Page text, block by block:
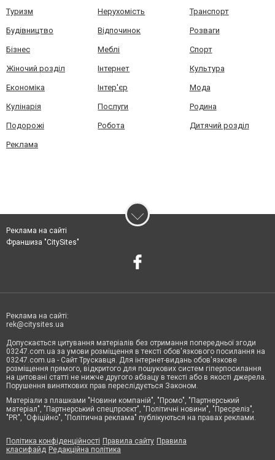
Туризм Нерухомість Транспорт
Будівництво Відпочинок Розваги
Бізнес Меблі Спорт
Жіночий розділ Інтернет Культура
Економіка Інтер'єр Мода
Кулінарія Послуги Родина
Подорожі Робота Дитячий розділ
Реклама
Реклама на сайті
Франшиза "CitySites"
Реклама на сайті:
rek@citysites.ua
Допускається цитування матеріалів без отримання попередньої згоди
03247.com.ua за умови розміщення в тексті обов'язкового посилання на
03247.com.ua - Сайт Трускавця. Для інтернет-видань обов'язкове
розміщення прямого, відкритого для пошукових систем гіперпосилання
на цитовані статті не нижче другого абзацу в тексті або в якості джерела.
Порушення виняткових прав переслідується Законом.
Матеріали з плашками "Новини компаній", "Промо", "Партнерський
матеріал", "Партнерський спецпроєкт", "Політичні новини", "Пресреліз",
"PR", "Офіційно", "Політична реклама" публікуються на правах реклами.
Політика конфіденційності Правила сайту Правила
класифайд Редакційна політика